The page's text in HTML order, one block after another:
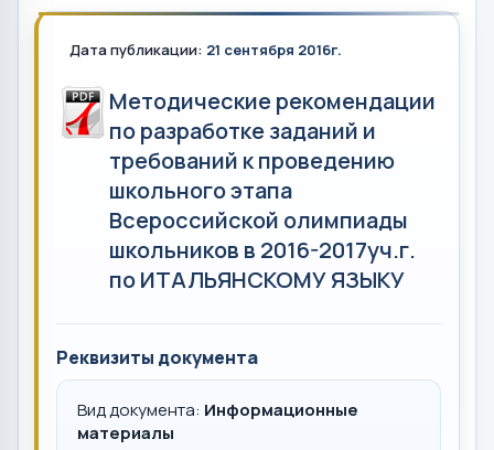
Дата публикации: 21 сентября 2016г.
Методические рекомендации
по разработке заданий и
требований к проведению
школьного этапа
Всероссийской олимпиады
школьников в 2016-2017уч.г.
по ИТАЛЬЯНСКОМУ ЯЗЫКУ
Реквизиты документа
Вид документа: Информационные
материалы